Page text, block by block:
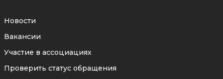
✅ Защита и прослеживаемость
антикоррозионное покрытие
обеспечивает долговременную защиту
Новости
Вакансии
Участие в ассоциациях
Проверить статус обращения